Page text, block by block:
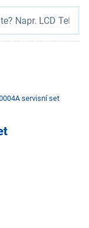
servisní set